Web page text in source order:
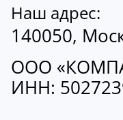
Наш адрес:
140050,
ООО
ИНН: